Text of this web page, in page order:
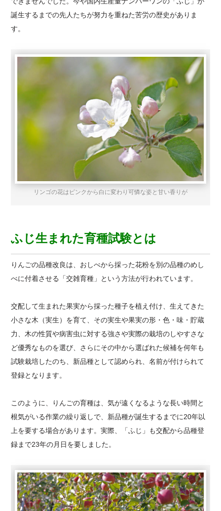
誕生するまでの先人たちが努力を重ねた苦労の歴史がありま
す。
リンゴの花はピンクから白に変わり可憐な姿と甘い香りが
ふじ生まれた育種試験とは
りんごの品種改良は、おしべから採った花粉を別の品種のめし
べに付着させる「交雑育種」という方法が行われています。
交配して生まれた果実から採った種子を植え付け、生えてきた
小さな木（実生）を育て、その実生や果実の形・色・味・貯蔵
力、木の性質や病害虫に対する強さや実際の栽培のしやすさな
ど優秀なものを選び、さらにその中から選ばれた候補を何年も
試験栽培したのち、新品種として認められ、名前が付けられて
登録となります。
このように、りんごの育種は、気が遠くなるような長い時間と
根気がいる作業の繰り返しで、新品種が誕生するまでに20年以
上を要する場合があります。実際、「ふじ」も交配から品種登
録まで23年の月日を要しました。